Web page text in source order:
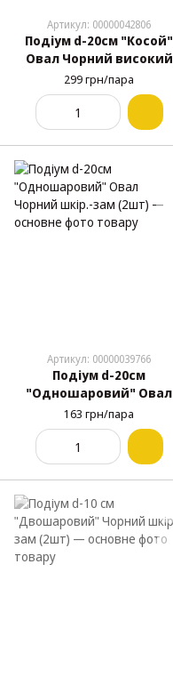
Артикул: 00000042806
Подіум d-20см "Косой"
Овал Чорний високий
(12см) шкір.-зам (2шт)
299 грн/пара
Артикул: 00000039766
Подіум d-20см
"Одношаровий" Овал
Чорний шкір.-зам (2шт)
163 грн/пара